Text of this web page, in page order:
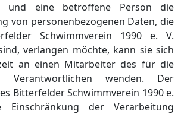
und eine betroffene Person die
von personenbezogenen Daten, die
Schwimmverein 1990 e. V.
verlangen möchte, kann sie sich
an einen Mitarbeiter des für die
Verantwortlichen wenden. Der
Bitterfelder Schwimmverein 1990 e.
der Verarbeitung